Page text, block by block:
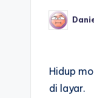
Posted
by
Hidup
di layar.